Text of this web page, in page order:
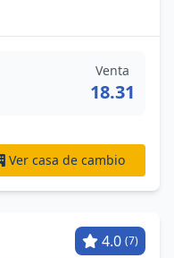
Venta
18.31
Ver casa de cambio
4.0 (7)